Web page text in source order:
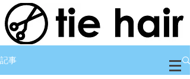
記事